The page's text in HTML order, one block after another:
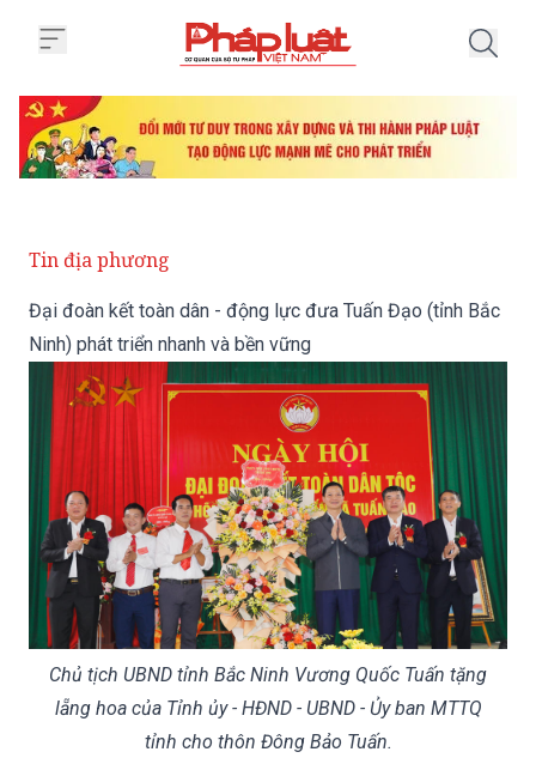
Tin địa phương
Đại đoàn kết toàn dân - động lực đưa Tuấn Đạo (tỉnh Bắc
Ninh) phát triển nhanh và bền vững
Chủ tịch UBND tỉnh Bắc Ninh Vương Quốc Tuấn tặng
lẵng hoa của Tỉnh ủy - HĐND - UBND - Ủy ban MTTQ
tỉnh cho thôn Đông Bảo Tuấn.